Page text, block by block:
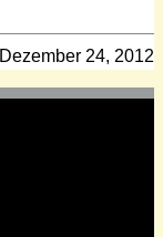
Dezember 24, 2012